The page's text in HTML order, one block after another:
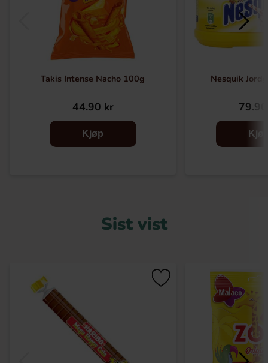
Takis Intense Nacho 100g
44.90 kr
Kjøp
Nesquik
Sist vist